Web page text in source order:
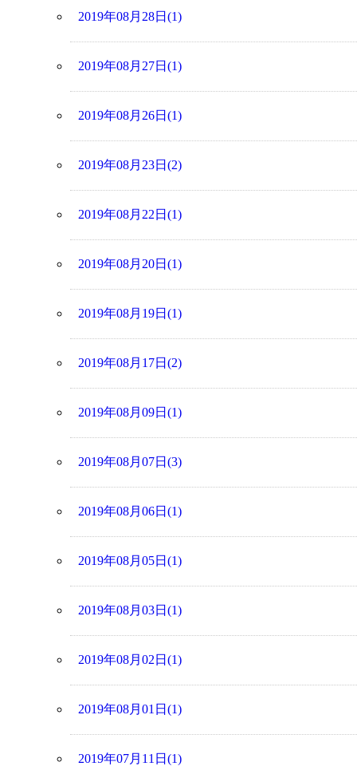
2019年08月28日(1)
2019年08月27日(1)
2019年08月26日(1)
2019年08月23日(2)
2019年08月22日(1)
2019年08月20日(1)
2019年08月19日(1)
2019年08月17日(2)
2019年08月09日(1)
2019年08月07日(3)
2019年08月06日(1)
2019年08月05日(1)
2019年08月03日(1)
2019年08月02日(1)
2019年08月01日(1)
2019年07月11日(1)